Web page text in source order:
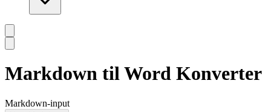
Markdown til Word Konverter
Markdown-input